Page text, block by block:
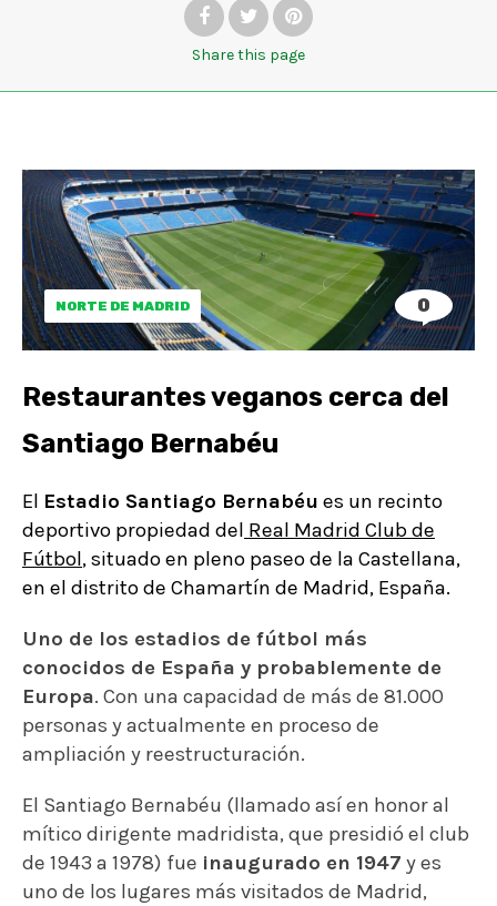
Sharethis page
NORTE DE MADRID 0
Restaurantes veganos cerca del
Santiago Bernabéu
El Estadio Santiago Bernabéu es un recinto
deportivo propiedad del Real Madrid Club de
Fútbol, situado en pleno paseo de la Castellana,
en el distrito de Chamartín de Madrid, España.
Uno de los estadios de fútbol más
conocidos de España y probablemente de
Europa. Con una capacidad de más de 81.000
personas y actualmente en proceso de
ampliación y reestructuración.
El Santiago Bernabéu (llamado así en honor al
mítico dirigente madridista, que presidió el club
de 1943 a 1978) fue inaugurado en 1947 y es
uno de los lugares más visitados de Madrid,